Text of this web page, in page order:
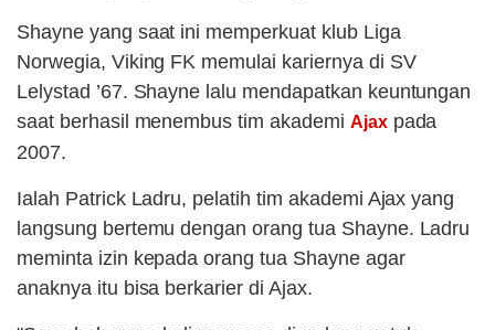
Shayne yang saat ini memperkuat klub Liga
Norwegia, Viking FK memulai kariernya di SV
Lelystad ’67. Shayne lalu mendapatkan keuntungan
saat berhasil menembus tim akademi Ajaxpada
2007.
Ialah Patrick Ladru, pelatih tim akademi Ajax yang
langsung bertemu dengan orang tua Shayne. Ladru
meminta izin kepada orang tua Shayne agar
anaknya itu bisa berkarier di Ajax.